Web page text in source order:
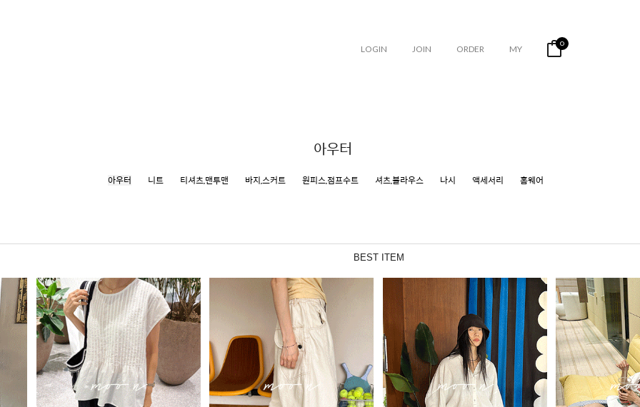
LOGIN JOIN ORDER MY 0
아우터
아우터 니트 티셔츠,맨투맨 바지,스커트 원피스,점프수트 셔츠,블라우스 나시 액세서리 홈웨어
BEST ITEM